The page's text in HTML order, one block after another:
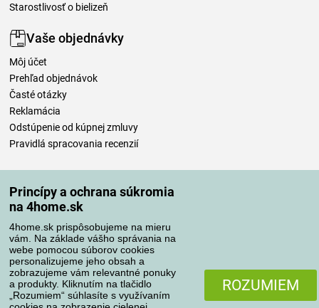
Princípy a ochrana súkromia
na 4home.sk
4home.sk prispôsobujeme na mieru
vám. Na základe vášho správania na
webe pomocou súborov cookies
personalizujeme jeho obsah a
zobrazujeme vám relevantné ponuky
a produkty. Kliknutím na tlačidlo
„Rozumiem“ súhlasíte s využívaním
ROZUMIEM
Starostlivosť o bielizeň
Vaše objednávky
Môj účet
Prehľad objednávok
Časté otázky
Reklamácia
Odstúpenie od kúpnej zmluvy
Pravidlá spracovania recenzií
Spôsoby platby
Spoľahlivý obchod